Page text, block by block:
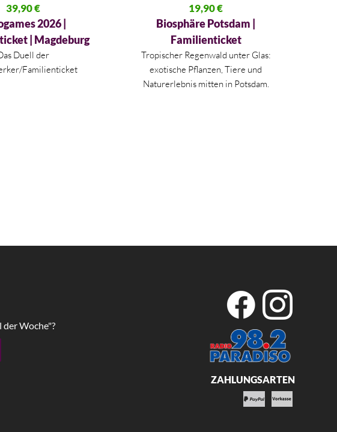
Preis war: 113,00 €
39,90€
ist: 39,90 €.
2026 |
| Magdeburg
Duell der
Familienticket
Ursprünglicher Preis war: 41,00 €
19,90€
Aktueller Preis ist: 19,90 €.
Biosphäre Potsdam |
Familienticket
Tropischer Regenwald unter Glas:
exotische Pflanzen, Tiere und
Naturerlebnis mitten in Potsdam.
Woche"?
ZAHLUNGSARTEN